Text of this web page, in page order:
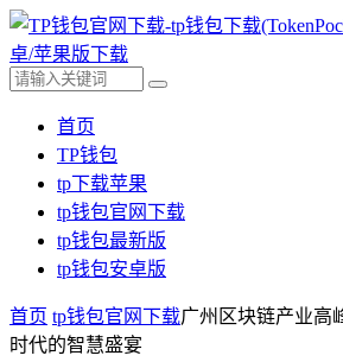
首页
TP钱包
tp下载苹果
tp钱包官网下载
tp钱包最新版
tp钱包安卓版
首页 tp钱包官网下载广州区块链产业高
时代的智慧盛宴